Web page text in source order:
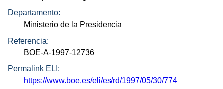
Departamento:
Ministerio de la Presidencia
Referencia:
BOE-A-1997-12736
Permalink ELI:
https://www.boe.es/eli/es/rd/1997/05/30/774